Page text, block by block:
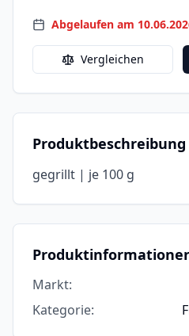
Abgelaufen am
Vergleichen
Produktbeschreibung
gegrillt | je 100 g
Markt:
Kategorie: